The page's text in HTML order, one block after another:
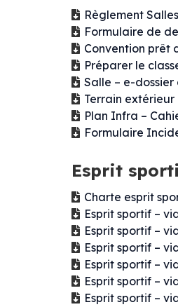
Règlement
Formulaire de
Convention prêt
Préparer le
Salle – e-
Terrain
Plan Infra –
Formulaire
Esprit
Charte esprit
Esprit sportif –
Esprit sportif –
Esprit sportif –
Esprit sportif –
Esprit sportif –
Esprit sportif –